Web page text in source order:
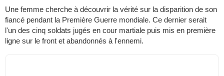
Une femme cherche à découvrir la vérité sur la disparition de son
fiancé pendant la Première Guerre mondiale. Ce dernier serait
l'un des cinq soldats jugés en cour martiale puis mis en première
ligne sur le front et abandonnés à l'ennemi.